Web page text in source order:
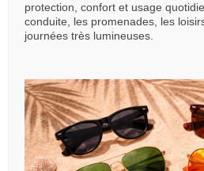
protection, confort et usage
conduite, les promenades, les
journées très lumineuses.